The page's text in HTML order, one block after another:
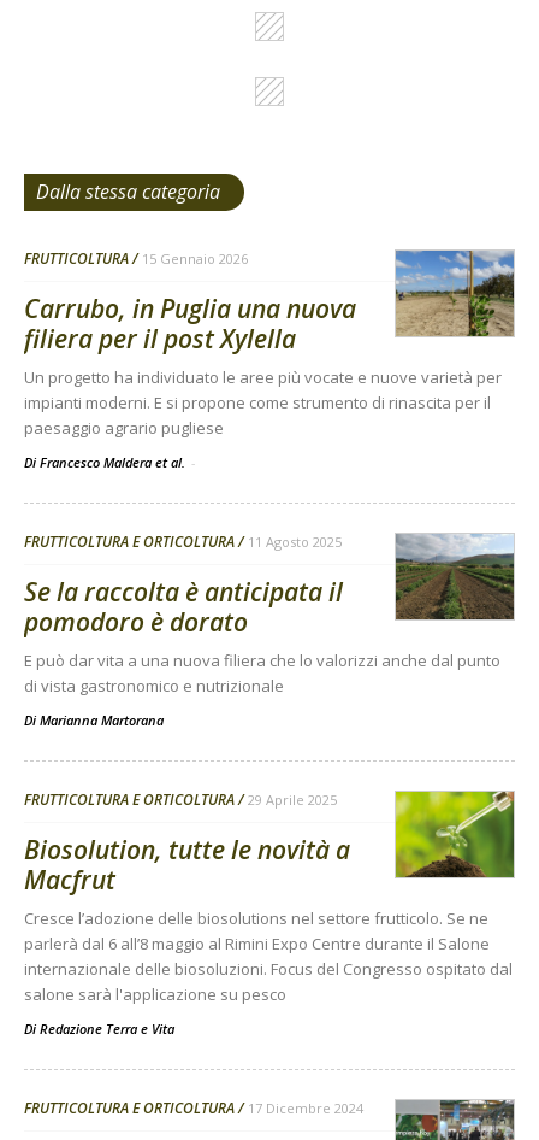
Dalla stessa categoria
FRUTTICOLTURA 15 Gennaio 2026
Carrubo, in Puglia una nuova
filiera per il post Xylella
Un progetto ha individuato le aree più vocate e nuove varietà per
impianti moderni. E si propone come strumento di rinascita per il
paesaggio agrario pugliese
Di Francesco Maldera et al. -
FRUTTICOLTURA E ORTICOLTURA 11 Agosto 2025
Se la raccolta è anticipata il
pomodoro è dorato
E può dar vita a una nuova filiera che lo valorizzi anche dal punto
di vista gastronomico e nutrizionale
Di Marianna Martorana
FRUTTICOLTURA E ORTICOLTURA 29 Aprile 2025
Biosolution, tutte le novità a
Macfrut
Cresce l’adozione delle biosolutions nel settore frutticolo. Se ne
parlerà dal 6 all’8 maggio al Rimini Expo Centre durante il Salone
internazionale delle biosoluzioni. Focus del Congresso ospitato dal
salone sarà l'applicazione su pesco
Di Redazione Terra e Vita
FRUTTICOLTURA E ORTICOLTURA 17 Dicembre 2024